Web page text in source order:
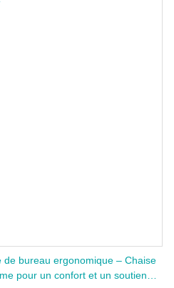
de bureau ergonomique – Chaise
pour un confort et un soutien